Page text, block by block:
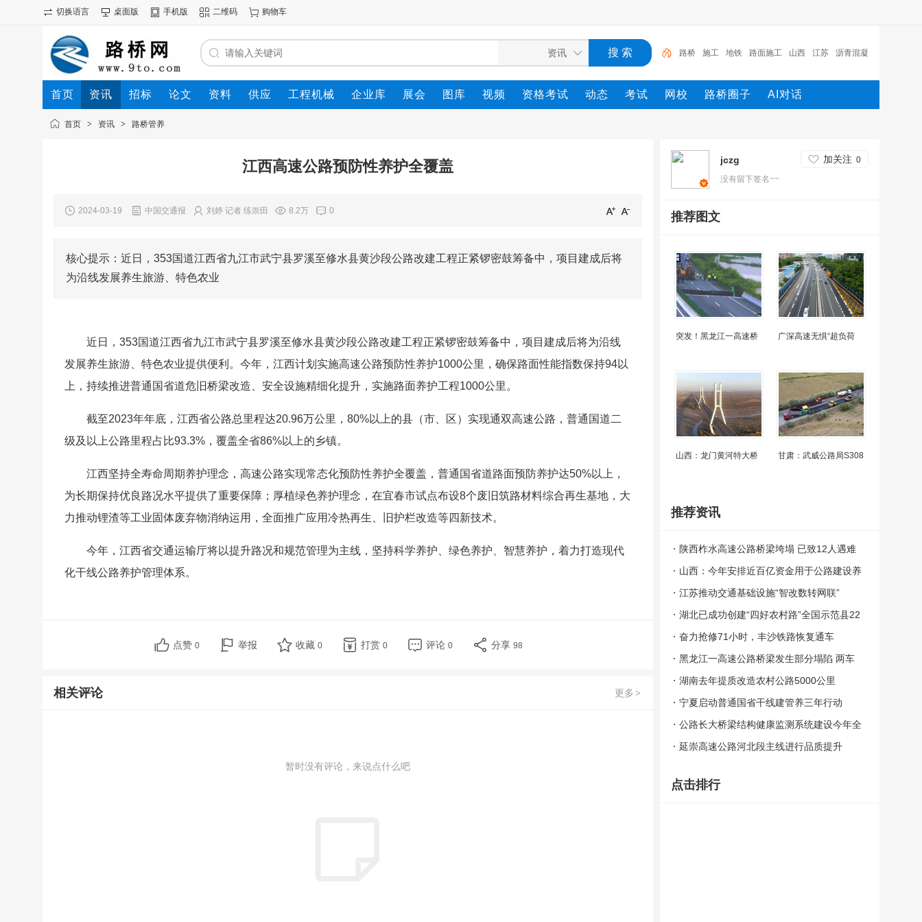
切换语言 桌面版 手机版 二维码 购物车
路桥 施工 地铁 路面施工 山西 江苏 沥青混凝
土 工程 湖北 机械
首页 资讯 招标 论文 资料 供应 工程机械 企业库 展会 图库 视频 资格考试 动态 考试 网校 路桥圈子 AI对话
首页 > 资讯 > 路桥管养
江西高速公路预防性养护全覆盖
2024-03-19 中国交通报 刘婷 记者 练崇田 8.2万 0
核心提示：近日，353国道江西省九江市武宁县罗溪至修水县黄沙段公路改建工程正紧锣密鼓筹备中，项目建成后将
为沿线发展养生旅游、特色农业
近日，353国道江西省九江市武宁县罗溪至修水县黄沙段公路改建工程正紧锣密鼓筹备中，项目建成后将为沿线
发展养生旅游、特色农业提供便利。今年，江西计划实施高速公路预防性养护1000公里，确保路面性能指数保持94以
上，持续推进普通国省道危旧桥梁改造、安全设施精细化提升，实施路面养护工程1000公里。
截至2023年年底，江西省公路总里程达20.96万公里，80%以上的县（市、区）实现通双高速公路，普通国道二
级及以上公路里程占比93.3%，覆盖全省86%以上的乡镇。
江西坚持全寿命周期养护理念，高速公路实现常态化预防性养护全覆盖，普通国省道路面预防养护达50%以上，
为长期保持优良路况水平提供了重要保障；厚植绿色养护理念，在宜春市试点布设8个废旧筑路材料综合再生基地，大
力推动锂渣等工业固体废弃物消纳运用，全面推广应用冷热再生、旧护栏改造等四新技术。
今年，江西省交通运输厅将以提升路况和规范管理为主线，坚持科学养护、绿色养护、智慧养护，着力打造现代
化干线公路养护管理体系。
点赞 0 举报 收藏 0 打赏 0 评论 0 分享 98
更多 >
相关评论
暂时没有评论，来说点什么吧
jczg 加关注 0
没有留下签名~~
推荐图文
突发！黑龙江一高速桥 广深高速无惧“超负荷
山西：龙门黄河特大桥 甘肃：武威公路局S308
推荐资讯
陕西柞水高速公路桥梁垮塌 已致12人遇难
31人失联
山西：今年安排近百亿资金用于公路建设养
护
江苏推动交通基础设施“智改数转网联”
湖北已成功创建“四好农村路”全国示范县22
个
奋力抢修71小时，丰沙铁路恢复通车
黑龙江一高速公路桥梁发生部分塌陷 两车
坠入
湖南去年提质改造农村公路5000公里
宁夏启动普通国省干线建管养三年行动
公路长大桥梁结构健康监测系统建设今年全
面推开
延崇高速公路河北段主线进行品质提升
点击排行